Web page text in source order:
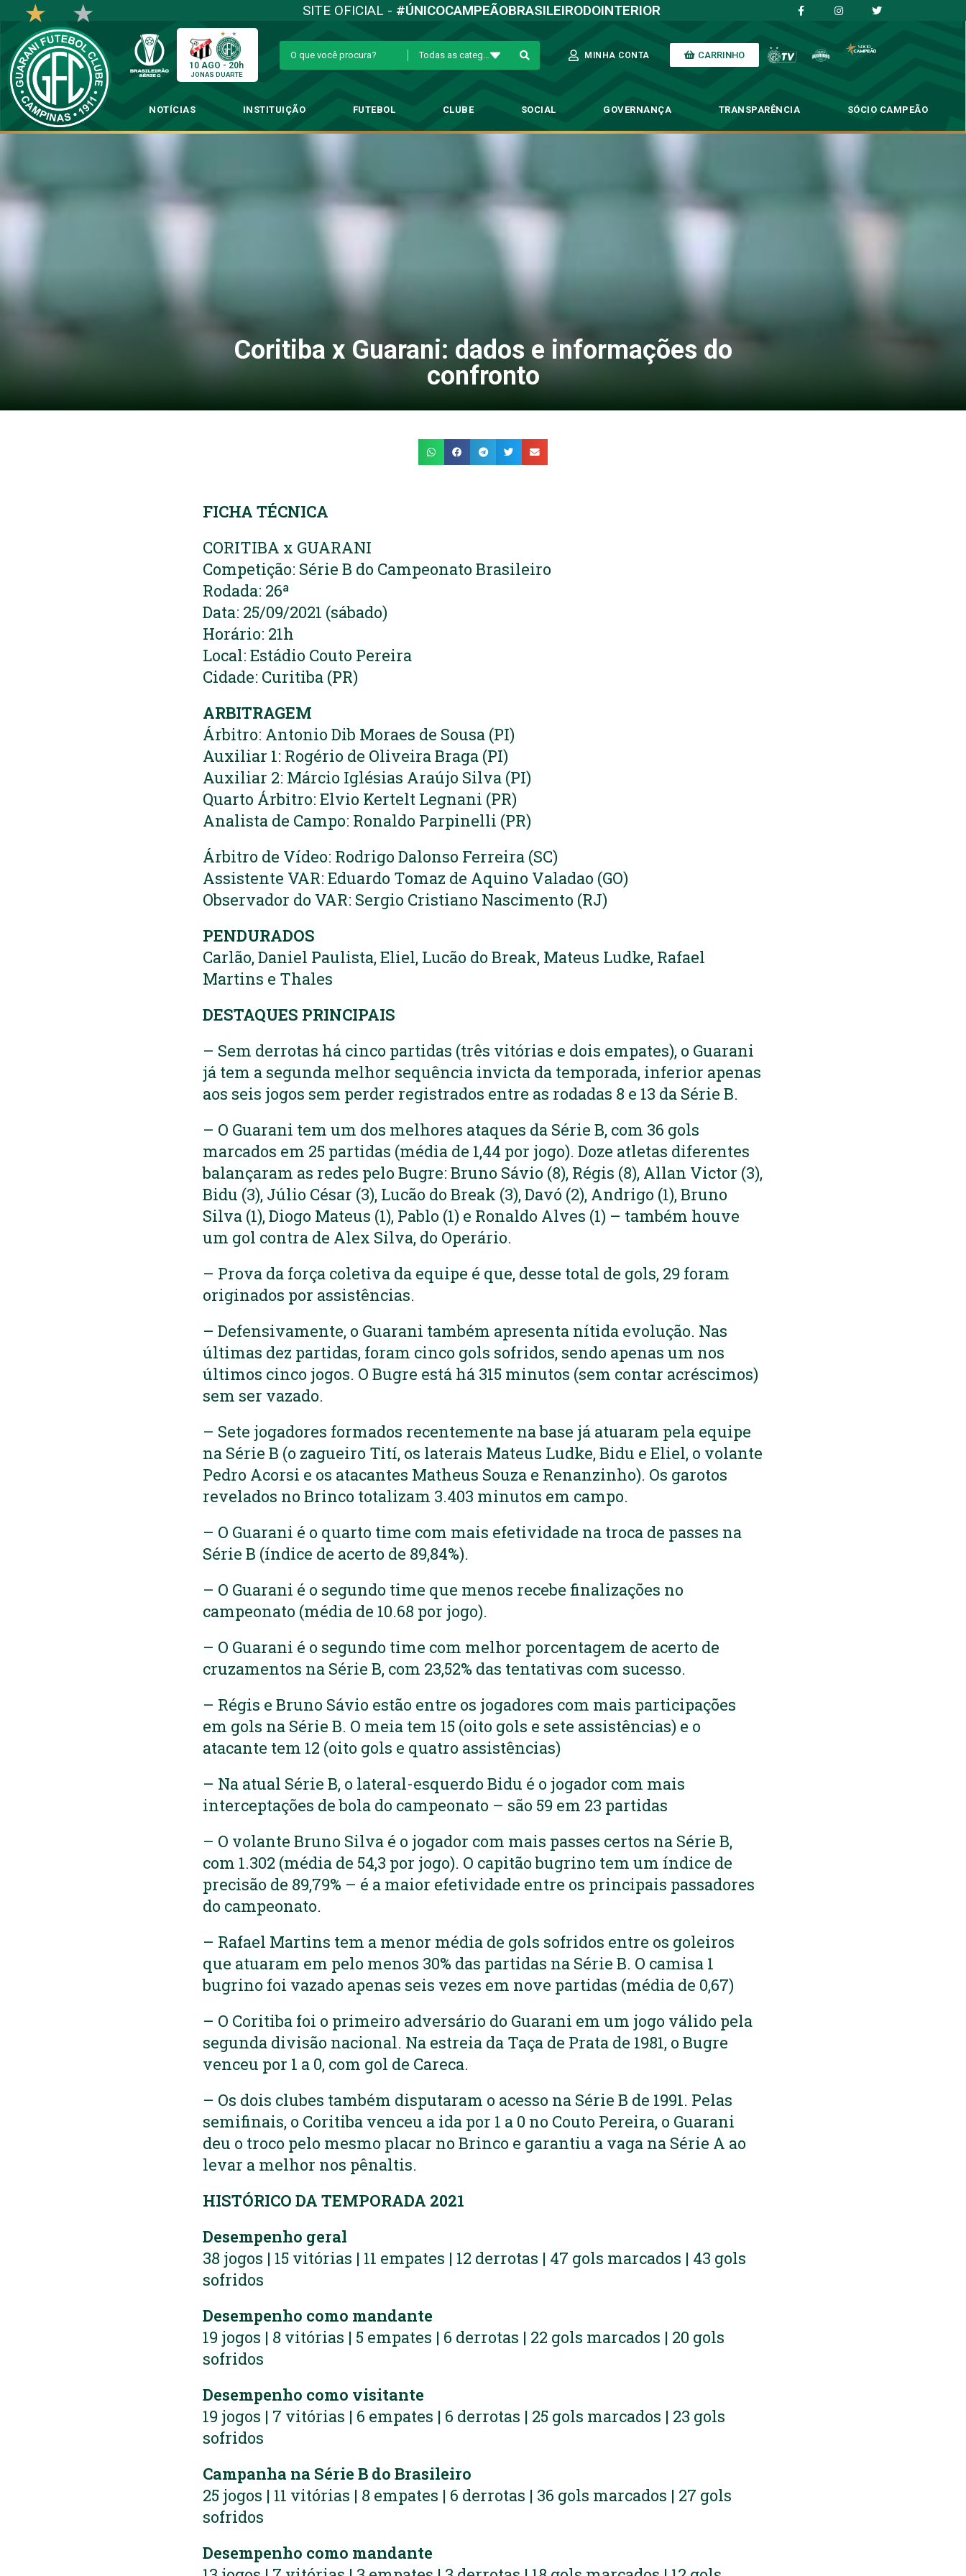
SITE OFICIAL - #ÚNICOCAMPEÃOBRASILEIRODOINTERIOR
10 AGO - 20h
JONAS DUARTE
MINHA CONTA CARRINHO
NOTÍCIAS INSTITUIÇÃO FUTEBOL CLUBE SOCIAL GOVERNANÇA TRANSPARÊNCIA SÓCIO CAMPEÃO
Coritiba x Guarani: dados e informações do confronto
Coritiba x Guarani: dados e informações do confronto
Coritiba x Guarani: dados e informações do
confronto
FICHA TÉCNICA
CORITIBA x GUARANI
Competição: Série B do Campeonato Brasileiro
Rodada: 26ª
Data: 25/09/2021 (sábado)
Horário: 21h
Local: Estádio Couto Pereira
Cidade: Curitiba (PR)
ARBITRAGEM
Árbitro: Antonio Dib Moraes de Sousa (PI)
Auxiliar 1: Rogério de Oliveira Braga (PI)
Auxiliar 2: Márcio Iglésias Araújo Silva (PI)
Quarto Árbitro: Elvio Kertelt Legnani (PR)
Analista de Campo: Ronaldo Parpinelli (PR)
Árbitro de Vídeo: Rodrigo Dalonso Ferreira (SC)
Assistente VAR: Eduardo Tomaz de Aquino Valadao (GO)
Observador do VAR: Sergio Cristiano Nascimento (RJ)
PENDURADOS
Carlão, Daniel Paulista, Eliel, Lucão do Break, Mateus Ludke, Rafael
Martins e Thales
DESTAQUES PRINCIPAIS
– Sem derrotas há cinco partidas (três vitórias e dois empates), o Guarani
já tem a segunda melhor sequência invicta da temporada, inferior apenas
aos seis jogos sem perder registrados entre as rodadas 8 e 13 da Série B.
– O Guarani tem um dos melhores ataques da Série B, com 36 gols
marcados em 25 partidas (média de 1,44 por jogo). Doze atletas diferentes
balançaram as redes pelo Bugre: Bruno Sávio (8), Régis (8), Allan Victor (3),
Bidu (3), Júlio César (3), Lucão do Break (3), Davó (2), Andrigo (1), Bruno
Silva (1), Diogo Mateus (1), Pablo (1) e Ronaldo Alves (1) – também houve
um gol contra de Alex Silva, do Operário.
– Prova da força coletiva da equipe é que, desse total de gols, 29 foram
originados por assistências.
– Defensivamente, o Guarani também apresenta nítida evolução. Nas
últimas dez partidas, foram cinco gols sofridos, sendo apenas um nos
últimos cinco jogos. O Bugre está há 315 minutos (sem contar acréscimos)
sem ser vazado.
– Sete jogadores formados recentemente na base já atuaram pela equipe
na Série B (o zagueiro Tití, os laterais Mateus Ludke, Bidu e Eliel, o volante
Pedro Acorsi e os atacantes Matheus Souza e Renanzinho). Os garotos
revelados no Brinco totalizam 3.403 minutos em campo.
– O Guarani é o quarto time com mais efetividade na troca de passes na
Série B (índice de acerto de 89,84%).
– O Guarani é o segundo time que menos recebe finalizações no
campeonato (média de 10.68 por jogo).
– O Guarani é o segundo time com melhor porcentagem de acerto de
cruzamentos na Série B, com 23,52% das tentativas com sucesso.
– Régis e Bruno Sávio estão entre os jogadores com mais participações
em gols na Série B. O meia tem 15 (oito gols e sete assistências) e o
atacante tem 12 (oito gols e quatro assistências)
– Na atual Série B, o lateral-esquerdo Bidu é o jogador com mais
interceptações de bola do campeonato – são 59 em 23 partidas
– O volante Bruno Silva é o jogador com mais passes certos na Série B,
com 1.302 (média de 54,3 por jogo). O capitão bugrino tem um índice de
precisão de 89,79% – é a maior efetividade entre os principais passadores
do campeonato.
– Rafael Martins tem a menor média de gols sofridos entre os goleiros
que atuaram em pelo menos 30% das partidas na Série B. O camisa 1
bugrino foi vazado apenas seis vezes em nove partidas (média de 0,67)
– O Coritiba foi o primeiro adversário do Guarani em um jogo válido pela
segunda divisão nacional. Na estreia da Taça de Prata de 1981, o Bugre
venceu por 1 a 0, com gol de Careca.
– Os dois clubes também disputaram o acesso na Série B de 1991. Pelas
semifinais, o Coritiba venceu a ida por 1 a 0 no Couto Pereira, o Guarani
deu o troco pelo mesmo placar no Brinco e garantiu a vaga na Série A ao
levar a melhor nos pênaltis.
HISTÓRICO DA TEMPORADA 2021
Desempenho geral
38 jogos | 15 vitórias | 11 empates | 12 derrotas | 47 gols marcados | 43 gols
sofridos
Desempenho como mandante
19 jogos | 8 vitórias | 5 empates | 6 derrotas | 22 gols marcados | 20 gols
sofridos
Desempenho como visitante
19 jogos | 7 vitórias | 6 empates | 6 derrotas | 25 gols marcados | 23 gols
sofridos
Campanha na Série B do Brasileiro
25 jogos | 11 vitórias | 8 empates | 6 derrotas | 36 gols marcados | 27 gols
sofridos
Desempenho como mandante